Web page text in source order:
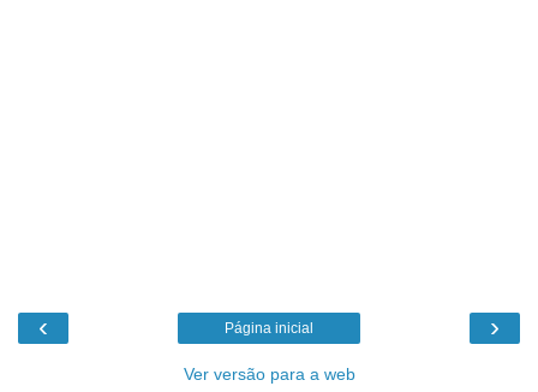
‹ ›
Página inicial
Ver versão para a web